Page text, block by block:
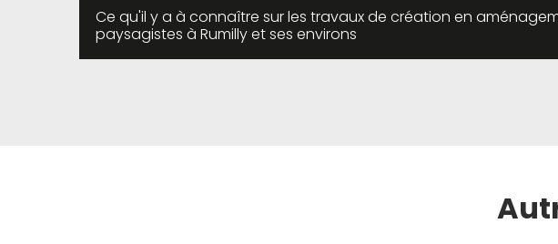
Ce qu'il y a à connaître sur les travaux de création en
paysagistes à Rumilly et ses environs